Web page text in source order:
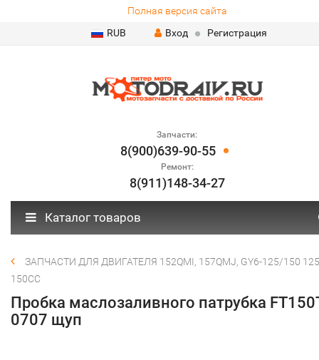
Полная версия сайта
RUB
Вход Регистрация
Запчасти:
8(900)639-90-55
Ремонт:
8(911)148-34-27
Каталог товаров
ЗАПЧАСТИ ДЛЯ ДВИГАТЕЛЯ 152QMI, 157QMJ, GY6-125/150
150СС
Пробка маслозаливного патрубка
0707 щуп